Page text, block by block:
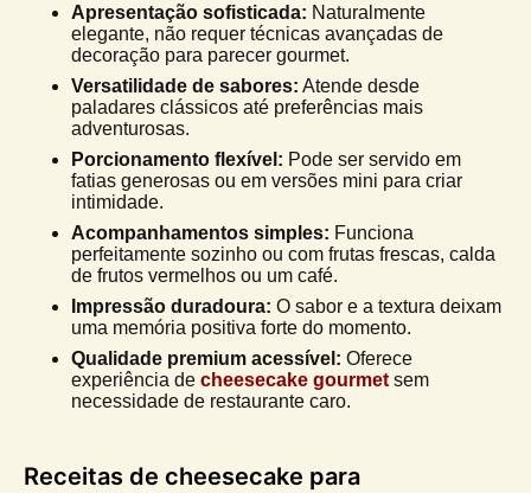
Apresentação sofisticada: Naturalmente
elegante, não requer técnicas avançadas de
decoração para parecer gourmet.
Versatilidade de sabores: Atende desde
paladares clássicos até preferências mais
adventurosas.
Porcionamento flexível: Pode ser servido em
fatias generosas ou em versões mini para criar
intimidade.
Acompanhamentos simples: Funciona
perfeitamente sozinho ou com frutas frescas, calda
de frutos vermelhos ou um café.
Impressão duradoura: O sabor e a textura deixam
uma memória positiva forte do momento.
Qualidade premium acessível: Oferece
experiência de cheesecake gourmet sem
necessidade de restaurante caro.
Receitas de cheesecake para